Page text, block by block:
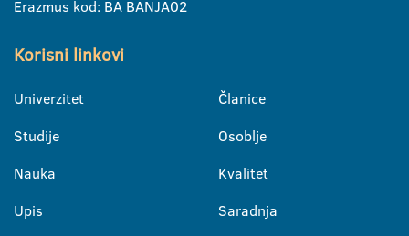
Erazmus kod: BA BANJA02
Korisni linkovi
Univerzitet
Studije
Nauka
Upis
Članice
Osoblje
Kvalitet
Saradnja